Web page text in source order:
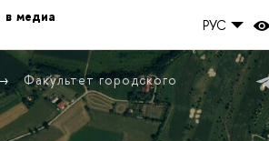
медиа РУС
Факультет городского